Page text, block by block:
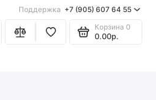
Поддержка +7 (905) 607 64 55
Корзина 0
0.00р.